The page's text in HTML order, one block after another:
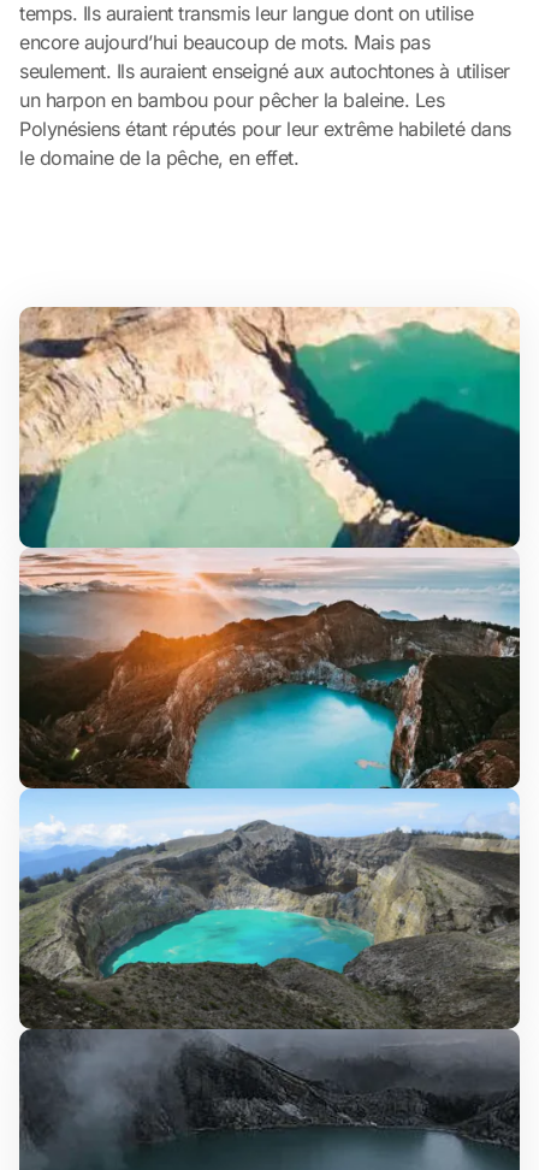
temps. Ils auraient transmis leur langue dont on utilise
encore aujourd’hui beaucoup de mots. Mais pas
seulement. Ils auraient enseigné aux autochtones à utiliser
un harpon en bambou pour pêcher la baleine. Les
Polynésiens étant réputés pour leur extrême habileté dans
le domaine de la pêche, en effet.